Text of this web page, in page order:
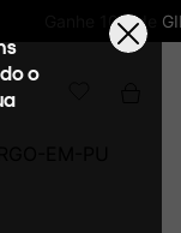
as compras
o